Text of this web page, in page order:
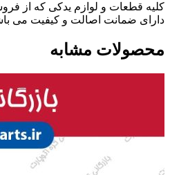
کلیه قطعات و لوازم یدکی که از
دارای ضمانت اصالت و کیفیت می
محصولات مشابه